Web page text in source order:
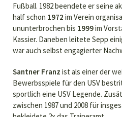
Fußball. 1982 beendete er seine
half schon 1972 im Verein
ununterbrochen bis 1999im
Kassier. Daneben leitete Sepp
war auch selbst engagierter
Santner Franz ist als einer der
Bewerbsspiele für den USV
sportlich eine USV Legende.
zwischen 1987 und 2008 für